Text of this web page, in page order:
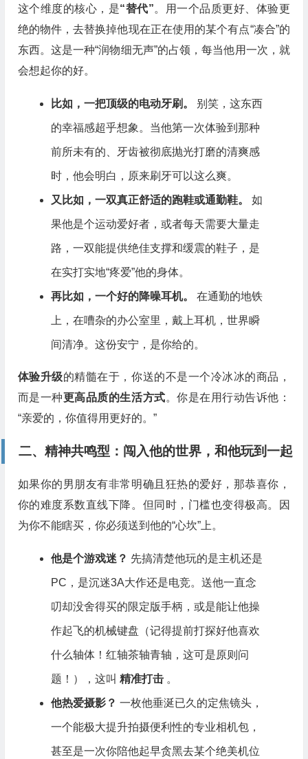
这个维度的核心，是“替代”。用一个品质更好、体验更
绝的物件，去替换掉他现在正在使用的某个有点“凑合”的
东西。这是一种“润物细无声”的占领，每当他用一次，就
会想起你的好。
比如，一把顶级的电动牙刷。 别笑，这东西
的幸福感超乎想象。当他第一次体验到那种
前所未有的、牙齿被彻底抛光打磨的清爽感
时，他会明白，原来刷牙可以这么爽。
又比如，一双真正舒适的跑鞋或通勤鞋。 如
果他是个运动爱好者，或者每天需要大量走
路，一双能提供绝佳支撑和缓震的鞋子，是
在实打实地“疼爱”他的身体。
再比如，一个好的降噪耳机。 在通勤的地铁
上，在嘈杂的办公室里，戴上耳机，世界瞬
间清净。这份安宁，是你给的。
体验升级的精髓在于，你送的不是一个冷冰冰的商品，
而是一种更高品质的生活方式。你是在用行动告诉他：
“亲爱的，你值得用更好的。”
二、精神共鸣型：闯入他的世界，和他玩到一起
如果你的男朋友有非常明确且狂热的爱好，那恭喜你，
你的难度系数直线下降。但同时，门槛也变得极高。因
为你不能瞎买，你必须送到他的“心坎”上。
他是个游戏迷？ 先搞清楚他玩的是主机还是
PC，是沉迷3A大作还是电竞。送他一直念
叨却没舍得买的限定版手柄，或是能让他操
作起飞的机械键盘（记得提前打探好他喜欢
什么轴体！红轴茶轴青轴，这可是原则问
题！），这叫 精准打击 。
他热爱摄影？ 一枚他垂涎已久的定焦镜头，
一个能极大提升拍摄便利性的专业相机包，
甚至是一次你陪他起早贪黑去某个绝美机位